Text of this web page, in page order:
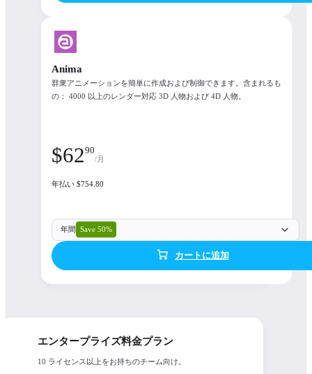
Anima
群衆アニメーションを簡単に作成および制御できます。含まれるも
の： 4000 以上のレンダー対応 3D 人物および 4D 人物。
$6290
/月
年払い $754.80
年間 Save 50%
カートに追加
エンタープライズ料金プラン
10 ライセンス以上をお持ちのチーム向け。